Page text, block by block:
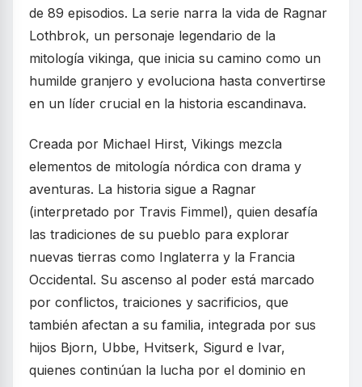
de 89 episodios. La serie narra la vida de Ragnar
Lothbrok, un personaje legendario de la
mitología vikinga, que inicia su camino como un
humilde granjero y evoluciona hasta convertirse
en un líder crucial en la historia escandinava.
Creada por Michael Hirst, Vikings mezcla
elementos de mitología nórdica con drama y
aventuras. La historia sigue a Ragnar
(interpretado por Travis Fimmel), quien desafía
las tradiciones de su pueblo para explorar
nuevas tierras como Inglaterra y la Francia
Occidental. Su ascenso al poder está marcado
por conflictos, traiciones y sacrificios, que
también afectan a su familia, integrada por sus
hijos Bjorn, Ubbe, Hvitserk, Sigurd e Ivar,
quienes continúan la lucha por el dominio en